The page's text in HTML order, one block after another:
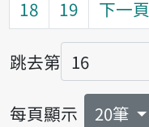
18
19 下一頁
跳去第
頁碼
每頁顯示 20筆